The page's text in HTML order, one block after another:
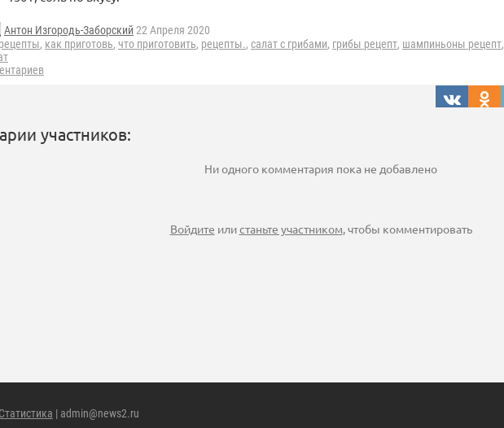
Антон Изгородь-Заборский 22 Апреля 2020
, как приготовь, что приготовить, рецепты., салат с грибами, грибы рецепт, шампиньоны рецепт,
участников:
Ни одного комментария пока не добавлено
Войдите илистаньте участником, чтобы комментировать
Статистика | admin@news2.ru